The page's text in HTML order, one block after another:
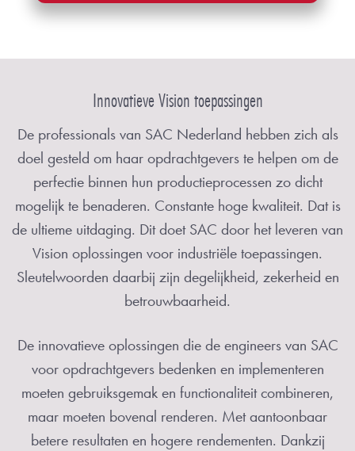
Innovatieve Vision toepassingen
De professionals van SAC Nederland hebben zich als
doel gesteld om haar opdrachtgevers te helpen om de
perfectie binnen hun productieprocessen zo dicht
mogelijk te benaderen. Constante hoge kwaliteit. Dat is
de ultieme uitdaging. Dit doet SAC door het leveren van
Vision oplossingen voor industriële toepassingen.
Sleutelwoorden daarbij zijn degelijkheid, zekerheid en
betrouwbaarheid.
De innovatieve oplossingen die de engineers van SAC
voor opdrachtgevers bedenken en implementeren
moeten gebruiksgemak en functionaliteit combineren,
maar moeten bovenal renderen. Met aantoonbaar
betere resultaten en hogere rendementen. Dankzij